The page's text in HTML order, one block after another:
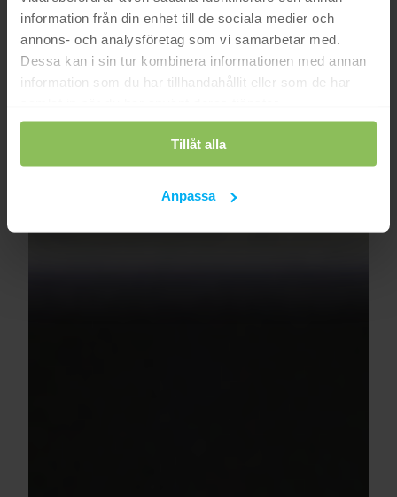
information från din enhet till de sociala medier och
annons- och analysföretag som vi samarbetar med.
Dessa kan i sin tur kombinera informationen med annan
information som du har tillhandahållit eller som de har
Tillåt alla
Anpassa